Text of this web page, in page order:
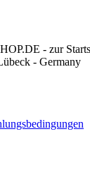
- Germany